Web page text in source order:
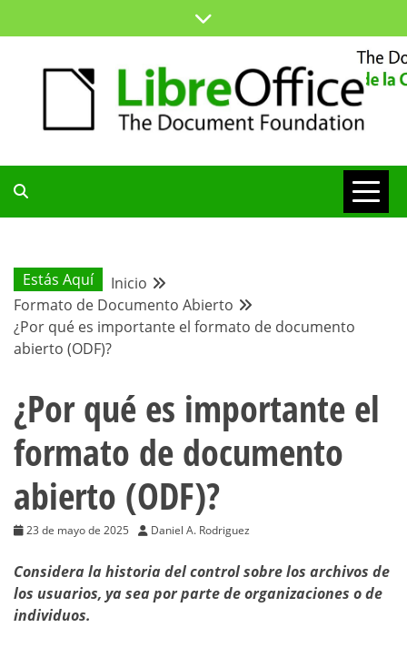
al
BLOG DE LA
COMUNIDAD
HISPANA
Estás Aquí
Inicio
Formato de Documento Abierto
¿Por qué es importante el formato de documento
abierto (ODF)?
¿Por qué es importante el
formato de documento
abierto (ODF)?
23 de mayo de 2025 Daniel A. Rodriguez
Considera la historia del control sobre los archivos de
los usuarios, ya sea por parte de organizaciones o de
individuos.